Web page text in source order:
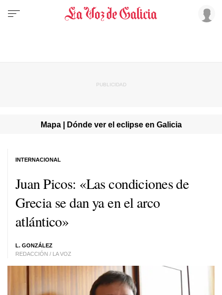
Mapa | Dónde ver el eclipse en Galicia
Juan Picos: «Las condiciones de
Grecia se dan ya en el arco
atlántico»
L. GONZÁLEZ
REDACCIÓN / LA VOZ
INTERNACIONAL